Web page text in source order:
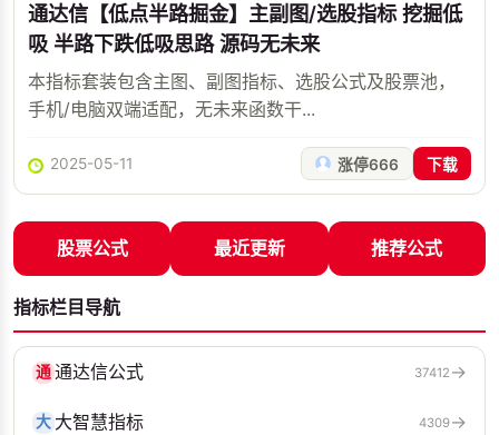
通达信【低点半路掘金】主副图/选股指标 挖掘低
吸 半路下跌低吸思路 源码无未来
本指标套装包含主图、副图指标、选股公式及股票池，
手机/电脑双端适配，无未来函数干...
2025-05-11 涨停666 下载
股票公式 最近更新 推荐公式
指标栏目导航
通通达信公式 37412 →
大 大智慧指标 4309→